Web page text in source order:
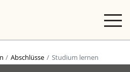
Abschlüsse Studium lernen